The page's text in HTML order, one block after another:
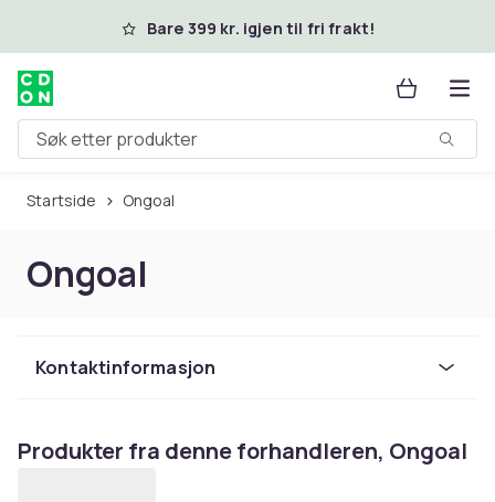
Hopp til hovedinnholdBare 399 kr. igjen til fri frakt!
Søk etter produkter
Startside Ongoal
Ongoal
Kontaktinformasjon
Produkter fra denne forhandleren, Ongoal